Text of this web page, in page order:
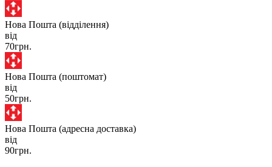
Нова Пошта (відділення)
від
70грн.
Нова Пошта (поштомат)
від
50грн.
Нова Пошта (адресна доставка)
від
90грн.